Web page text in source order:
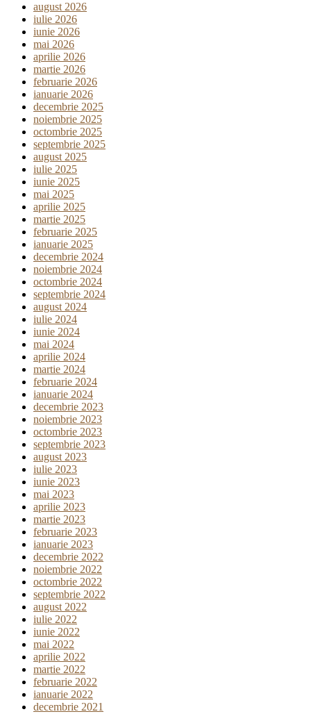
august 2026
iulie 2026
iunie 2026
mai 2026
aprilie 2026
martie 2026
februarie 2026
ianuarie 2026
decembrie 2025
noiembrie 2025
octombrie 2025
septembrie 2025
august 2025
iulie 2025
iunie 2025
mai 2025
aprilie 2025
martie 2025
februarie 2025
ianuarie 2025
decembrie 2024
noiembrie 2024
octombrie 2024
septembrie 2024
august 2024
iulie 2024
iunie 2024
mai 2024
aprilie 2024
martie 2024
februarie 2024
ianuarie 2024
decembrie 2023
noiembrie 2023
octombrie 2023
septembrie 2023
august 2023
iulie 2023
iunie 2023
mai 2023
aprilie 2023
martie 2023
februarie 2023
ianuarie 2023
decembrie 2022
noiembrie 2022
octombrie 2022
septembrie 2022
august 2022
iulie 2022
iunie 2022
mai 2022
aprilie 2022
martie 2022
februarie 2022
ianuarie 2022
decembrie 2021